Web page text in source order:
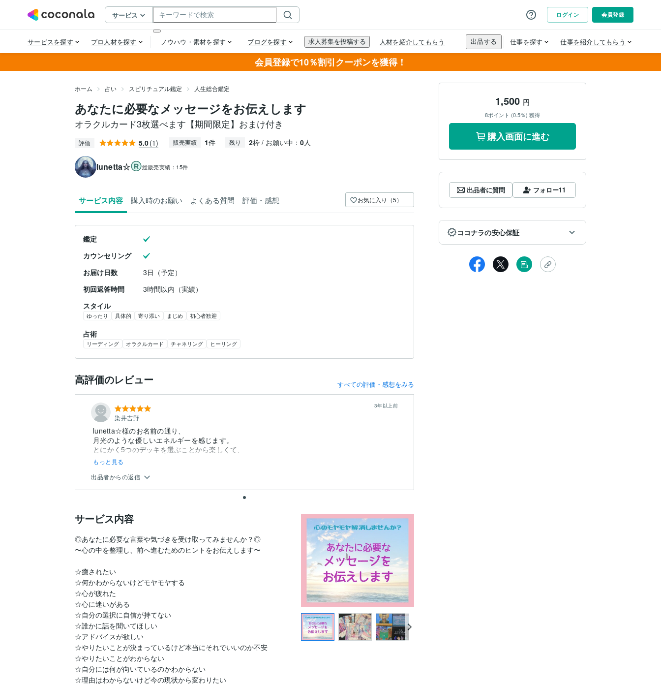
会員登録で10％割引クーポンを獲得！
ホーム 占い スピリチュアル鑑定 人生総合鑑定
あなたに必要なメッセージをお伝えします
オラクルカード3枚選べます【期間限定】おまけ付き
評価 5.0(1) 販売実績 1件 残り 2枠 / お願い中： 0人
lunetta☆ 総販売実績： 15件
サービス内容 購入時のお願い よくある質問 評価・感想 お気に入り（5）
鑑定
カウンセリング
お届け日数
3日（予定）
初回返答時間
3時間以内（実績）
スタイル
ゆったり 具体的 寄り添い まじめ 初心者歓迎
占術
リーディング オラクルカード チャネリング ヒーリング
高評価のレビュー すべての評価・感想をみる
染井吉野
3年以上前
lunetta☆様のお名前の通り、
月光のような優しいエネルギーを感じます。
とにかく5つのデッキを選ぶことから楽しくて、
もっと見る
出品者からの返信
サービス内容
◎あなたに必要な言葉や気づきを受け取ってみませんか？◎
〜心の中を整理し、前へ進むためのヒントをお伝えします〜
☆癒されたい
☆何かわからないけどモヤモヤする
☆心が疲れた
☆心に迷いがある
☆自分の選択に自信が持てない
☆誰かに話を聞いてほしい
☆アドバイスが欲しい
☆やりたいことが決まっているけど本当にそれでいいのか不安
☆やりたいことがわからない
☆自分には何が向いているのかわからない
☆理由はわからないけど今の現状から変わりたい
1,500 円
8ポイント (0.5％) 獲得
購入画面に進む
出品者に質問 フォロー11
ココナラの安心保証